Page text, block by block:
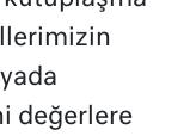
değerlere